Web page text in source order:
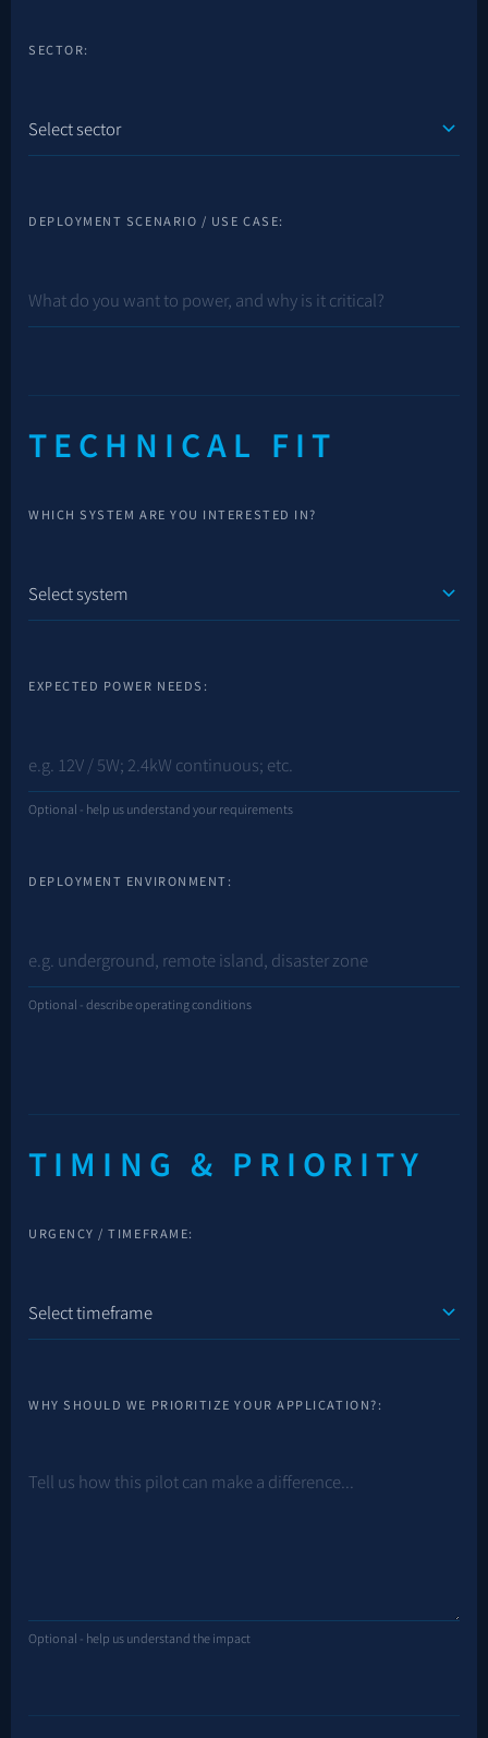
SECTOR:
DEPLOYMENT SCENARIO / USE CASE:
TECHNICAL FIT
WHICH SYSTEM ARE YOU INTERESTED IN?
EXPECTED POWER NEEDS:
Optional - help us understand your requirements
DEPLOYMENT ENVIRONMENT:
Optional - describe operating conditions
TIMING & PRIORITY
URGENCY / TIMEFRAME:
WHY SHOULD WE PRIORITIZE YOUR APPLICATION?:
Optional - help us understand the impact